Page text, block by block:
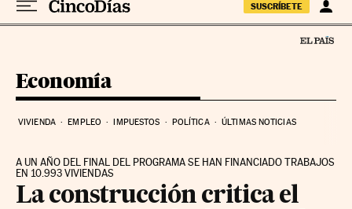
SUSCRÍBETE
Economía
VIVIENDA EMPLEO IMPUESTOS POLÍTICA ÚLTIMAS NOTICIAS
A UN AÑO DEL FINAL DEL PROGRAMA SE HAN FINANCIADO TRABAJOS
EN 10.993 VIVIENDAS
La construcción critica el